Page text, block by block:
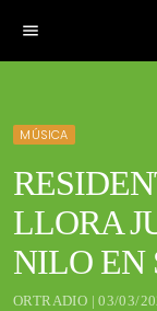
menu
MÚSICA
LLORA
NILO EN
ORTRADIO | 03/03/